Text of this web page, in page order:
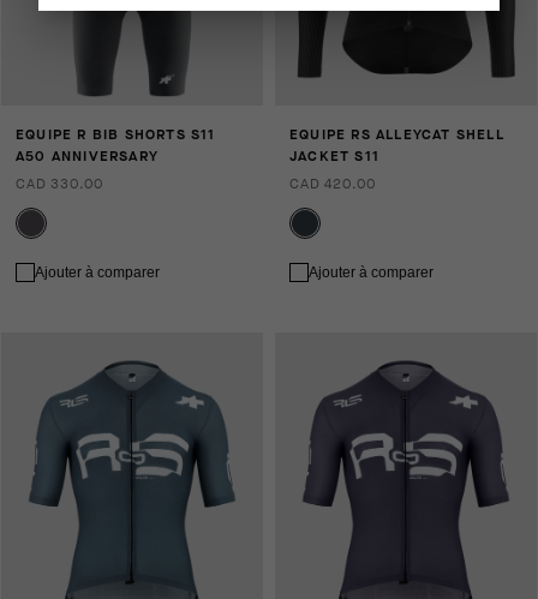
EQUIPE R BIB SHORTS S11
A50 ANNIVERSARY
CAD 330.00
Ajouter à comparer
EQUIPE RS ALLEYCAT SHELL
JACKET S11
CAD 420.00
Ajouter à comparer